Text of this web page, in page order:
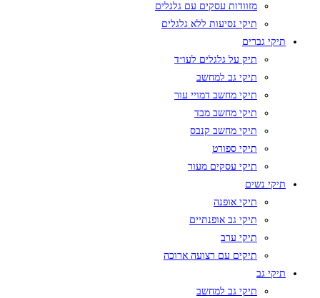
מזוודות עסקים עם גלגלים
תיקי נסיעות ללא גלגלים
תיקי גברים
תיק על גלגלים לעו״ד
תיקי גב למחשב
תיקי מחשב דמויי עור
תיקי מחשב מבד
תיקי מחשב קנבס
תיקי ספורט
תיקי עסקים מעור
תיקי נשים
תיקי אופנה
תיקי גב אופנתיים
תיקי ערב
תיקים עם רצועה ארוכה
תיקי גב
תיקי גב למחשב